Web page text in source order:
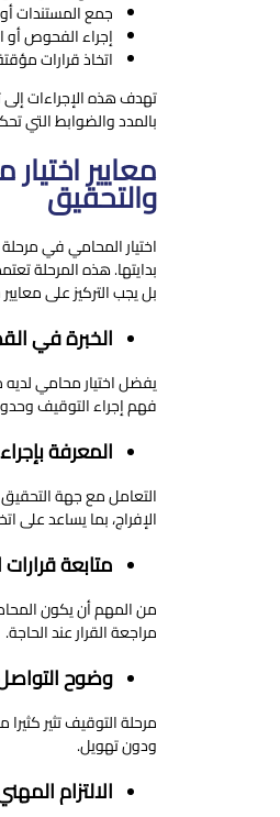
جمع المستندات
إجراء الفحوص أو
اتخاذ قرارات
تهدف هذه الإجراءات
بالمدد والضوابط التي
معايير
والتحقيق
اختيار المحامي في
بدايتها. هذه المرحلة
بل يجب التركيز على
الخبرة في
يفضل اختيار محامي لديه
فهم إجراء التوقيف
المعرفة
التعامل مع جهة التحقيق
الإفراج، بما يساعد على
متابعة
من المهم أن يكون
مراجعة القرار عند الحاجة.
وضوح
مرحلة التوقيف تثير
ودون تهويل.
الالتزام